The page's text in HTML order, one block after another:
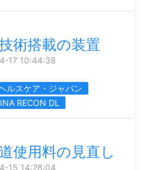
術搭載の装置
17 10:44:38
ルスケア・ジャパン
RECON DL
使用料の見直し
15 14:28:04